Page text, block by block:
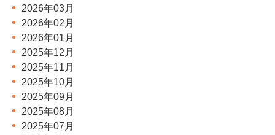
2026年03月
2026年02月
2026年01月
2025年12月
2025年11月
2025年10月
2025年09月
2025年08月
2025年07月